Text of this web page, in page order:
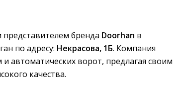
бренда Doorhan в
по адресу: Некрасова, 1Б. Компания
автоматических ворот, предлагая своим
качества.